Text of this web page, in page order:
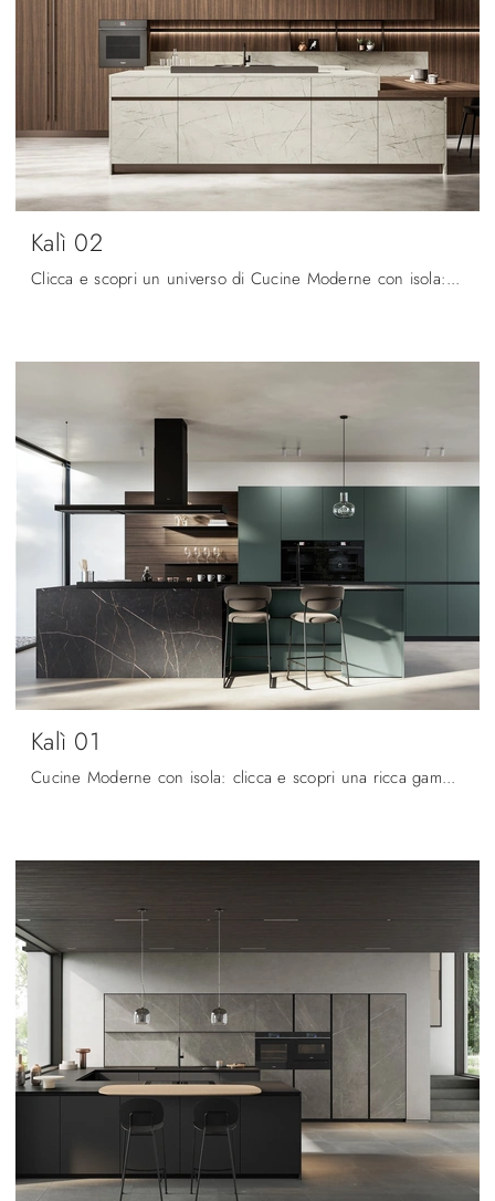
Kalì 02
Clicca e scopri un universo di Cucine Moderne con isola: la cucina Kalì 02 Arredo3 in laminato ti aspetta!
Kalì 01
Cucine Moderne con isola: clicca e scopri una ricca gamma di soluzioni della firma Arredo3, tra cui il modello Kalì 01.